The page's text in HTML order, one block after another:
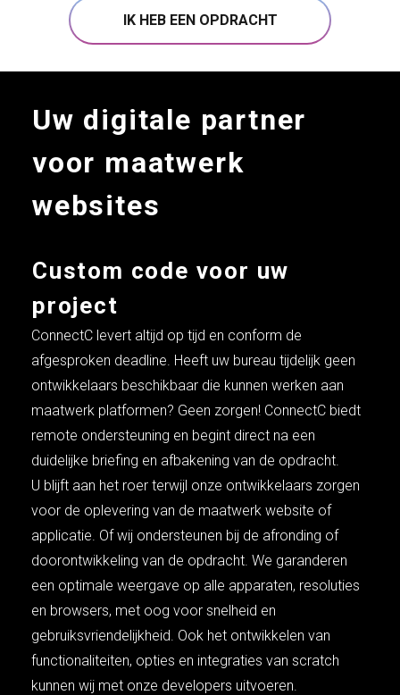
IK HEB EEN OPDRACHT
Uw digitale partner
voor maatwerk
websites
Custom code voor uw
project
ConnectC levert altijd op tijd en conform de
afgesproken deadline. Heeft uw bureau tijdelijk geen
ontwikkelaars beschikbaar die kunnen werken aan
maatwerk platformen? Geen zorgen! ConnectC biedt
remote ondersteuning en begint direct na een
duidelijke briefing en afbakening van de opdracht.
U blijft aan het roer terwijl onze ontwikkelaars zorgen
voor de oplevering van de maatwerk website of
applicatie. Of wij ondersteunen bij de afronding of
doorontwikkeling van de opdracht. We garanderen
een optimale weergave op alle apparaten, resoluties
en browsers, met oog voor snelheid en
gebruiksvriendelijkheid. Ook het ontwikkelen van
functionaliteiten, opties en integraties van scratch
kunnen wij met onze developers uitvoeren.